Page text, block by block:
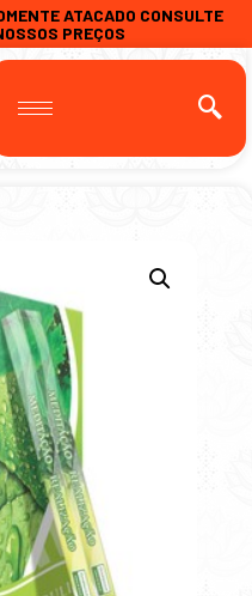
ATACADO CONSULTE
PREÇOS